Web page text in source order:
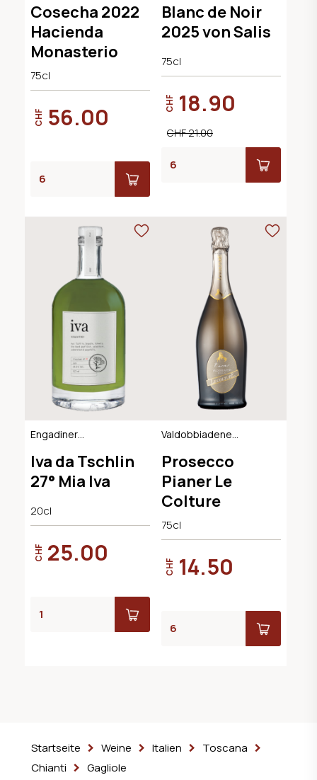
Cosecha 2022
Hacienda
Monasterio
75cl
CHF 56.00
Blanc de Noir
2025 von Salis
75cl
CHF 18.90
CHF 21.00
Engadiner
Iva da Tschlin
27° Mia Iva
20cl
CHF 25.00
Valdobbiadene
Prosecco
Pianer Le
Colture
75cl
CHF 14.50
Startseite Weine Italien
Toscana
Chianti
Gagliole